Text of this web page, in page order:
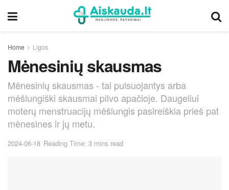
Home Ligos
Mėnesinių skausmas
Mėnesinių skausmas - tai pulsuojantys arba
mėšlungiški skausmai pilvo apačioje. Daugeliui
moterų menstruacijų mėšlungis pasireiškia prieš pat
mėnesines ir jų metu.
2024-06-18 Reading Time: 3 mins read